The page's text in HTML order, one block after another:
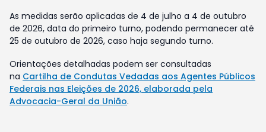
As medidas serão aplicadas de 4 de julho a 4 de outubro
de 2026, data do primeiro turno, podendo permanecer até
25 de outubro de 2026, caso haja segundo turno.
Orientações detalhadas podem ser consultadas
na Cartilha de Condutas Vedadas aos Agentes Públicos
Federais nas Eleições de 2026, elaborada pela
Advocacia-Geral da União.